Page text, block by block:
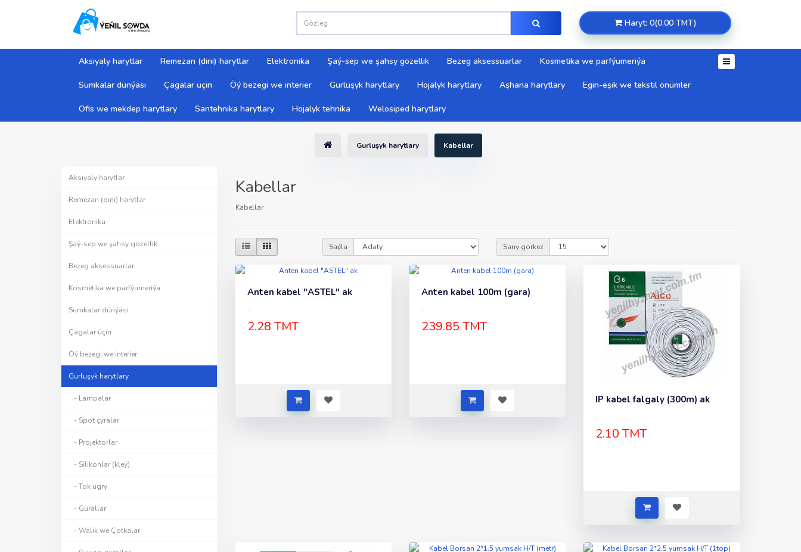
Haryt: 0(0.00 TMT)
Aksiyaly harytlar Remezan (dini) harytlar Elektronika Şaý-sep we şahsy gözellik Bezeg aksessuarlar Kosmetika we parfýumeriýa
Sumkalar dünýäsi Çagalar üçin Öý bezegi we interier Gurluşyk harytlary Hojalyk harytlary Aşhana harytlary Egin-eşik we tekstil önümler
Ofis we mekdep harytlary Santehnika harytlary Hojalyk tehnika Welosiped harytlary
Gurluşyk harytlary Kabellar
Aksiyaly harytlar
Remezan (dini) harytlar
Elektronika
Şaý-sep we şahsy gözellik
Bezeg aksessuarlar
Kosmetika we parfýumeriýa
Sumkalar dünýäsi
Çagalar üçin
Öý bezegi we interier
Gurluşyk harytlary
- Lampalar
- Spot çyralar
- Projektorlar
- Silikonlar (kleý)
- Tok ugry
- Gurallar
- Walik we Çotkalar
Kabellar
Kabellar
Saýla Sany görkez
Anten kabel "ASTEL" ak
..
2.28 TMT
Anten kabel 100m (gara)
..
239.85 TMT
IP kabel falgaly (300m) ak
..
2.10 TMT